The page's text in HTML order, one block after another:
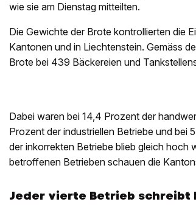
wie sie am Dienstag mitteilten.
Die Gewichte der Brote kontrollierten die
Kantonen und in Liechtenstein. Gemäss
Brote bei 439 Bäckereien und
Dabei waren bei 14,4 Prozent der
Prozent der industriellen Betriebe und bei
der inkorrekten Betriebe blieb gleich hoch
betroffenen Betrieben schauen die
Jeder vierte Betrieb schreibt